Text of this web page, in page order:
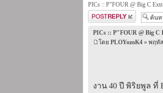
PICs :: P"FOUR @ Big C
ตอบกระทู้
PICs :: P"FOUR @ Big C
โดย PLOYozoK4 » พฤหัส
งาน 40 ปี พิริยพูล ที่